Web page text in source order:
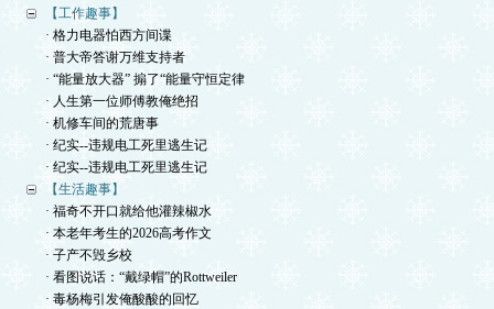
【工作趣事】
· 格力电器怕西方间谍
· 普大帝答谢万维支持者
· “能量放大器” 搧了“能量守恒定律
· 人生第一位师傅教俺绝招
· 机修车间的荒唐事
· 纪实--违规电工死里逃生记
· 纪实--违规电工死里逃生记
【生活趣事】
· 福奇不开口就给他灌辣椒水
· 本老年考生的2026高考作文
· 子产不毁乡校
· 看图说话：“戴绿帽”的Rottweiler
· 毒杨梅引发俺酸酸的回忆